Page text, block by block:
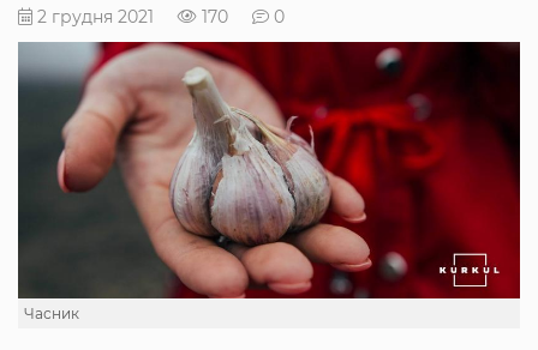
2 грудня 2021 170 0
Часник